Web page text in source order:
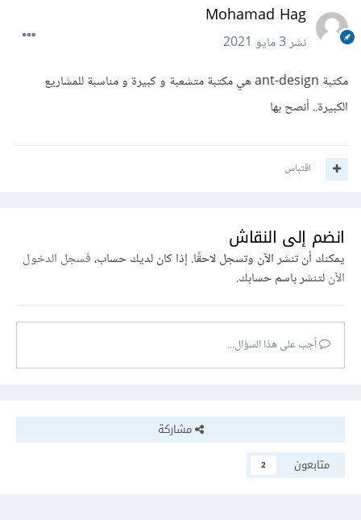
Mohamad Hag
نشر3 مايو 2021
مكتبة ant-design هي مكتبة متشعبة و كبيرة و مناسبة للمشاريع
الكبيرة.. أنصح بها
اقتباس
انضم إلى النقاش
يمكنك أن تنشر الآن وتسجل لاحقًا. إذا كان لديك حساب،فسجل الدخول
الآنلتنشر باسم حسابك.
أجب على هذا السؤال...
مشاركة
متابعون
2